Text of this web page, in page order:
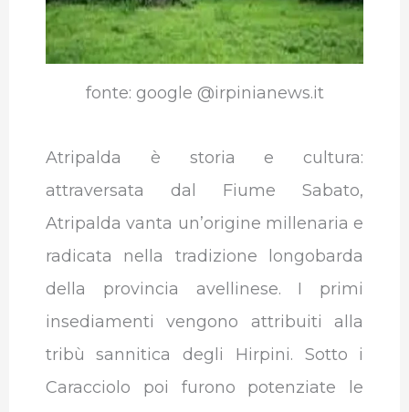
fonte: google @irpinianews.it
Atripalda è storia e cultura:
attraversata dal Fiume Sabato,
Atripalda vanta un’origine millenaria e
radicata nella tradizione longobarda
della provincia avellinese. I primi
insediamenti vengono attribuiti alla
tribù sannitica degli Hirpini. Sotto i
Caracciolo poi furono potenziate le